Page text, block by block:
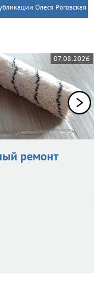
Олеся Роговская
07.08.2026
ремонт